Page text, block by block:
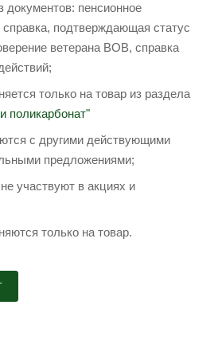
документов: пенсионное
подтверждающая статус
ветерана ВОВ, справка
только на товар из раздела
поликарбонат"
с другими действующими
предложениями;
участвуют в акциях и
только на товар.